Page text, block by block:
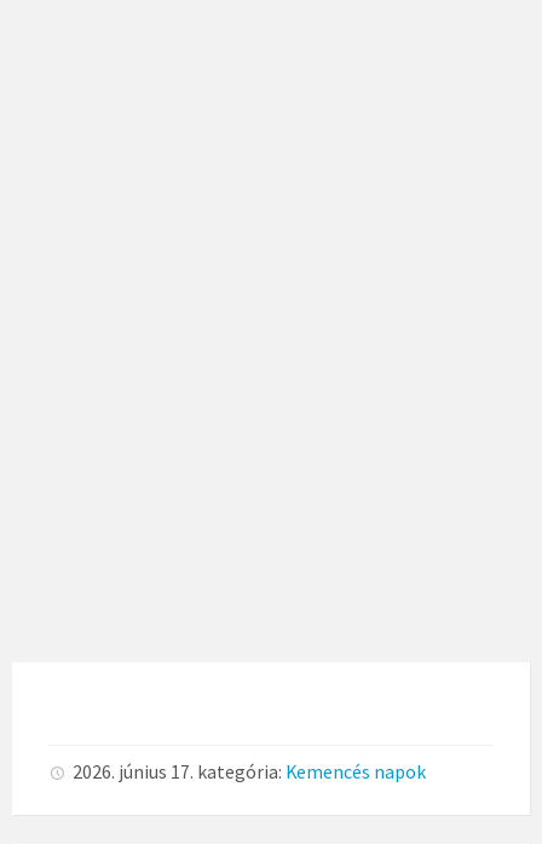
2026. június 17. kategória: Kemencés napok